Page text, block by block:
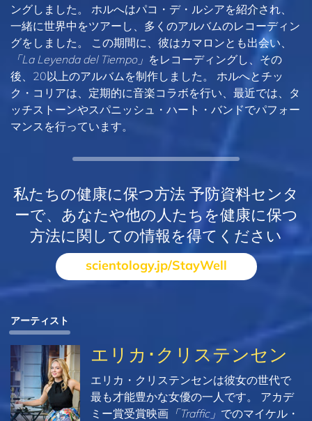
ングしました。 ホルへはパコ・デ・ルシアを紹介され、
一緒に世界中をツアーし、多くのアルバムのレコーディン
グをしました。 この期間に、彼はカマロンとも出会い、
「La Leyenda del Tiempo」 をレコーディングし、その
後、20以上のアルバムを制作しました。 ホルへとチッ
ク・コリアは、定期的に音楽コラボを行い、最近では、タ
ッチストーンやスパニッシュ・ハート・バンドでパフォー
マンスを行っています。
私たちの健康に保つ方法 予防資料センタ
ーで、あなたや他の人たちを健康に保つ
方法に関しての情報を得てください
scientology.jp/StayWell
アーティスト
エリカ･クリステンセン
エリカ・クリステンセンは彼女の世代で
最も才能豊かな女優の一人です。 アカデ
ミー賞受賞映画 「Traffic」 でのマイケル・